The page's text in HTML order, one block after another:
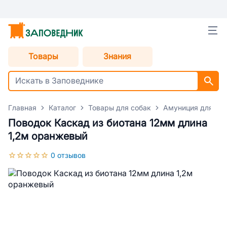
Товары Знания
Главная Каталог Товары для собак Амуниция для
Поводок Каскад из биотана 12мм длина
1,2м оранжевый
0 отзывов